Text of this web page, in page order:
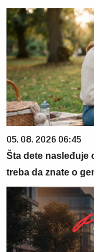
05. 08. 2026 06:45
Šta dete nasleđuje
treba da znate o